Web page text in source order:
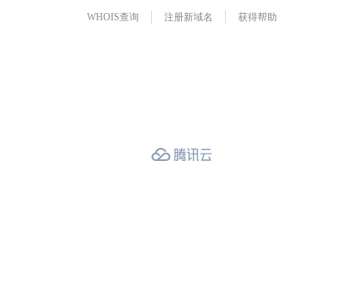
WHOIS查询 注册新域名 获得帮助